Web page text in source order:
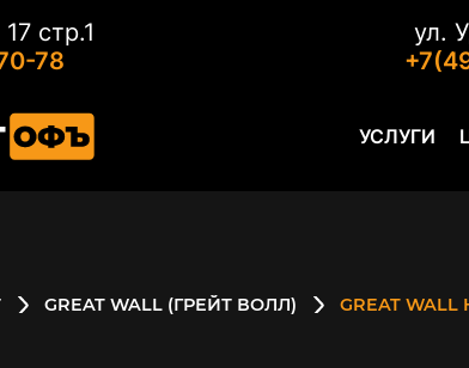
стр.1
78
ул.
УСЛУГИ
GREAT WALL (ГРЕЙТ ВОЛЛ) GREAT